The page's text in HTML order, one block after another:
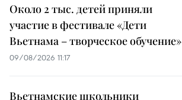
Около 2 тыс. детей приняли
участие в фестивале «Дети
Вьетнама – творческое обучение»
09/08/2026 11:17
Вьетнамские школьники